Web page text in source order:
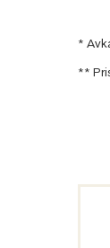
*
**